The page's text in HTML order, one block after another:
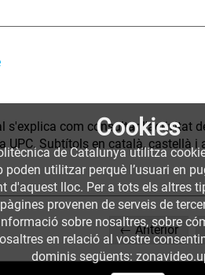
s'explica com consultar l'activitat
UPC. Subtítols en català, castellà i
← Anterior
Cookies
de Catalunya utilitza
utilitzar perquè l’usuari en
lloc. Per a tots els altres
provenen de serveis de
sobre nosaltres, sobre
en relació al vostre
dominis següents: